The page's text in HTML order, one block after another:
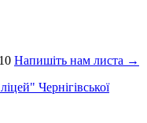
Напишіть нам листа →
Чернігівської